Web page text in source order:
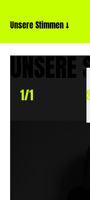
Unsere Stimmen↓
1/1